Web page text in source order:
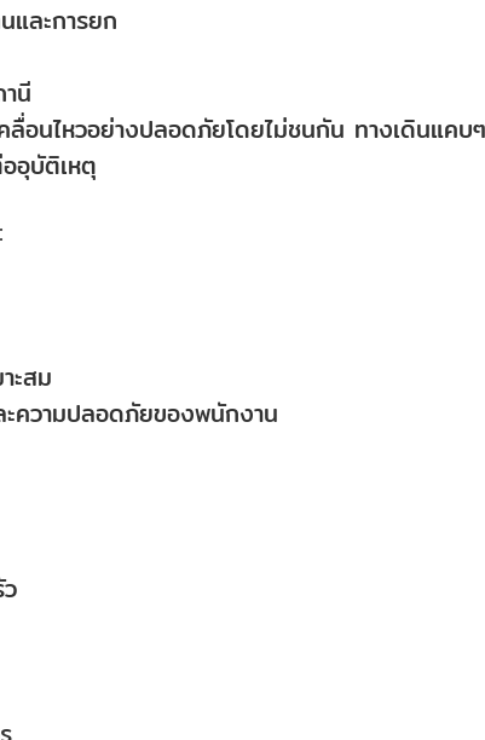
และการยก
นี
อนไหวอย่างปลอดภัยโดยไม่ชนกัน ทางเดินแคบๆ
อุบัติเหตุ
ะสม
ความปลอดภัยของพนักงาน